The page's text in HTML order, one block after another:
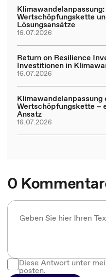
Wertschöpfungskette
Lösungsansätze
16.07.2026
Return on Resilience
Investitionen in
16.07.2026
Klimawandelanpassung
Wertschöpfungskette –
Ansatz
16.07.2026
0
Diese Antwort unter
posten.